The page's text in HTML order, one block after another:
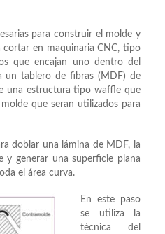
para construir el molde y
en maquinaria CNC, tipo
que encajan uno dentro del
un tablero de fibras (MDF) de
una estructura tipo waffle que
que seran utilizados para
doblar una lámina de MDF, la
y generar una superficie plana
el área curva.
En este paso
se utiliza la
técnica del